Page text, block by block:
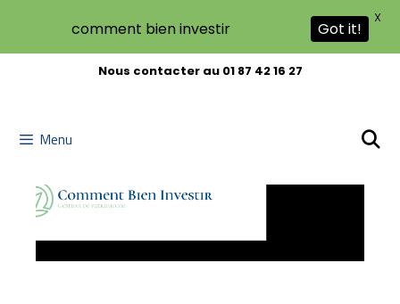
Nous contacter au 01 87 42 16 27
Menu
comment bien investir Got it!
X